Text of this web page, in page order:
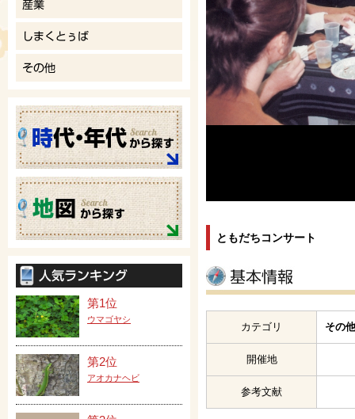
ともだちコンサート
カテゴリ その
開催地
参考文献
第1位
ウマゴヤシ
第2位
アオカナヘビ